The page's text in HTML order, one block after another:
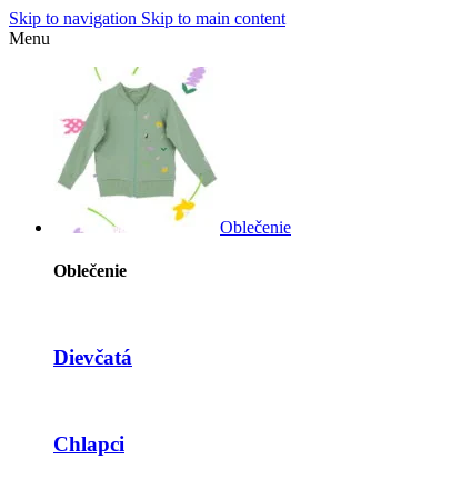
Skip to navigation Skip to main content
Menu
Oblečenie
Oblečenie
Dievčatá
Chlapci